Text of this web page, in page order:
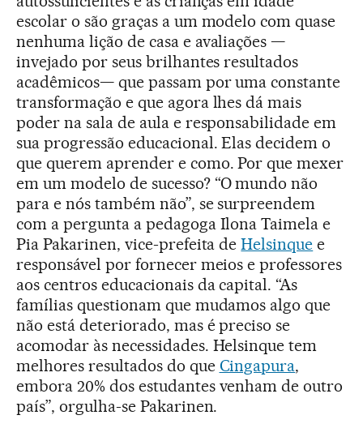
escolar o são graças a um modelo com quase
nenhuma lição de casa e avaliações —
invejado por seus brilhantes resultados
acadêmicos— que passam por uma constante
transformação e que agora lhes dá mais
poder na sala de aula e responsabilidade em
sua progressão educacional. Elas decidem o
que querem aprender e como. Por que mexer
em um modelo de sucesso? “O mundo não
para e nós também não”, se surpreendem
com a pergunta a pedagoga Ilona Taimela e
Pia Pakarinen, vice-prefeita deHelsinque e
responsável por fornecer meios e professores
aos centros educacionais da capital. “As
famílias questionam que mudamos algo que
não está deteriorado, mas é preciso se
acomodar às necessidades. Helsinque tem
melhores resultados do que Cingapura,
embora 20% dos estudantes venham de outro
país”, orgulha-se Pakarinen.